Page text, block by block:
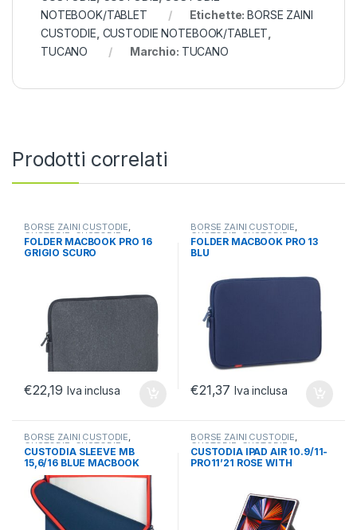
NOTEBOOK/TABLET
Etichette:BORSE ZAINI
CUSTODIE, CUSTODIE NOTEBOOK/TABLET,
TUCANO
Marchio: TUCANO
Prodotti correlati
BORSE ZAINI CUSTODIE,
CUSTODIE, CUSTODIE
NOTEBOOK/TABLET
FOLDER MACBOOK PRO 16
GRIGIO SCURO
€22,19 Iva inclusa
BORSE ZAINI CUSTODIE,
CUSTODIE, CUSTODIE
NOTEBOOK/TABLET
FOLDER MACBOOK PRO 13
BLU
€21,37 Iva inclusa
BORSE ZAINI CUSTODIE,
CUSTODIE , CUSTODIE
NOTEBOOK/TABLET
CUSTODIA SLEEVE MB
15,6/16 BLUE MACBOOK
15,6/16 SLEEVE DARK BLUE
BORSE ZAINI CUSTODIE,
CUSTODIE , CUSTODIE
NOTEBOOK/TABLET
CUSTODIA IPAD AIR 10.9/11-
PRO11’21 ROSE WITH